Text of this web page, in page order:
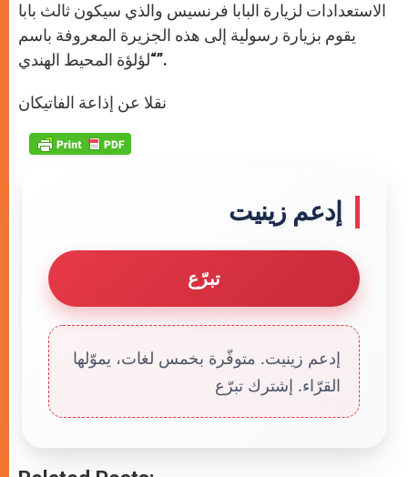
الاستعدادات لزيارة البابا فرنسيس والذي سيكون ثالث بابا
يقوم بزيارة رسولية إلى هذه الجزيرة المعروفة باسم
“لؤلؤة المحيط الهندي”.
نقلا عن إذاعة الفاتيكان
إدعم زينيت
تبرّع
إدعم زينيت. متوفّرة بخمس لغات، يموّلها
القرّاء. إشترك تبرّع